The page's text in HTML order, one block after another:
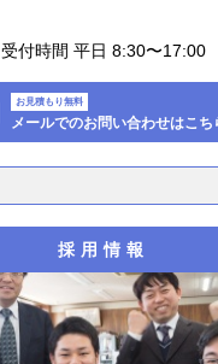
受付時間 平日 8:30〜17:00
お見積もり無料
メールでのお問い合わせはこち
採用情報